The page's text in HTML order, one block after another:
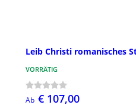
Leib Christi romanisches
VORRÄTIG
Ab € 107,00